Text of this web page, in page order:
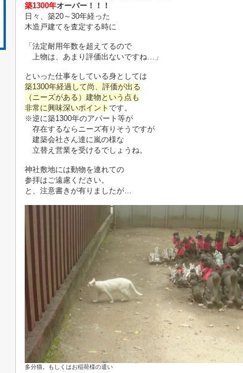
築1300年オーバー！！！
日々、築20～30年経った
木造戸建てを査定する時に
「法定耐用年数を超えてるので
上物は、あまり評価出ないですね…」
といった仕事をしている身としては
築1300年経過して尚、評価が出る
（ニーズがある）建物という点も
非常に興味深いポイント です。
※逆に築1300年のアパート等が
存在するならニーズ有りそうですが
建築会社さん達に嵐の様な
立替え営業を受けるでしょうね。
神社敷地には動物を連れての
参拝はご遠慮ください。
と、注意書きが有りましたが…
多分猫。もしくはお稲荷様の遣い